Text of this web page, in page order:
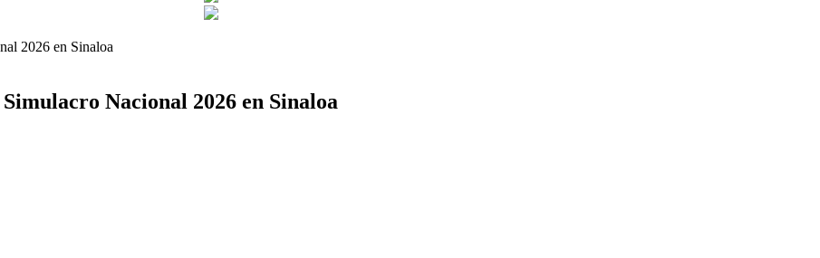
2026 en Sinaloa
Nacional 2026 en Sinaloa